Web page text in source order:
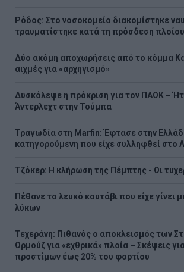
Ρόδος: Στο νοσοκομείο διακομίστηκε
τραυματίστηκε κατά τη πρόσδεση πλοίου
Δύο ακόμη αποχωρήσεις από το κόμμα
αιχμές για «αρχηγισμό»
Δυσκόλεψε η πρόκριση για τον ΠΑΟΚ –
Άντερλεχτ στην Τούμπα
Τραγωδία στη Marfin: Έφτασε στην
κατηγορούμενη που είχε συλληφθεί στο
Τζόκερ: Η κλήρωση της Πέμπτης - Οι
Πέθανε το λευκό κουτάβι που είχε γίνει
λύκων
Τεχεράνη: Πιθανός ο αποκλεισμός των
Ορμούζ για «εχθρικά» πλοία – Σκέψεις
προστίμων έως 20% του φορτίου